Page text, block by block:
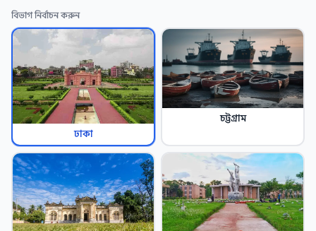
বিভাগ নির্বাচন করুন
ঢাকা
চট্টগ্রাম